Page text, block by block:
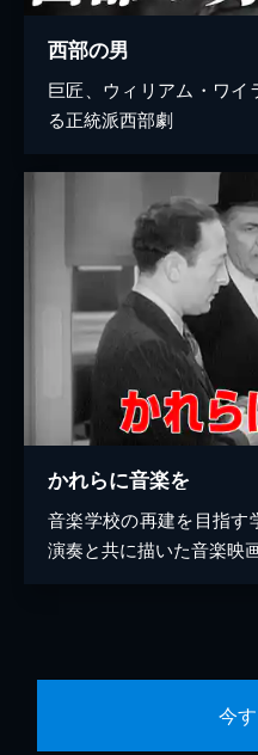
西部の男
巨匠、ウィリアム・ワ
る正統派西部劇
かれらに音楽を
音楽学校の再建を目指す
演奏と共に描いた音楽映
今